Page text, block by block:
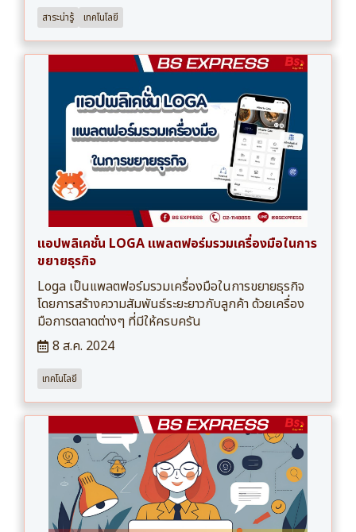
สาระน่ารู้ เทคโนโลยี
แอปพลิเคชั่น LOGA แพลตฟอร์มรวมเครื่องมือในการ
ขยายธุรกิจ
Loga เป็นแพลตฟอร์มรวมเครื่องมือในการขยายธุรกิจ
โดยการสร้างความสัมพันธ์ระยะยาวกับลูกค้า ด้วยเครื่อง
มือการตลาดต่างๆ ที่มีให้ครบครัน
8 ส.ค. 2024
เทคโนโลยี